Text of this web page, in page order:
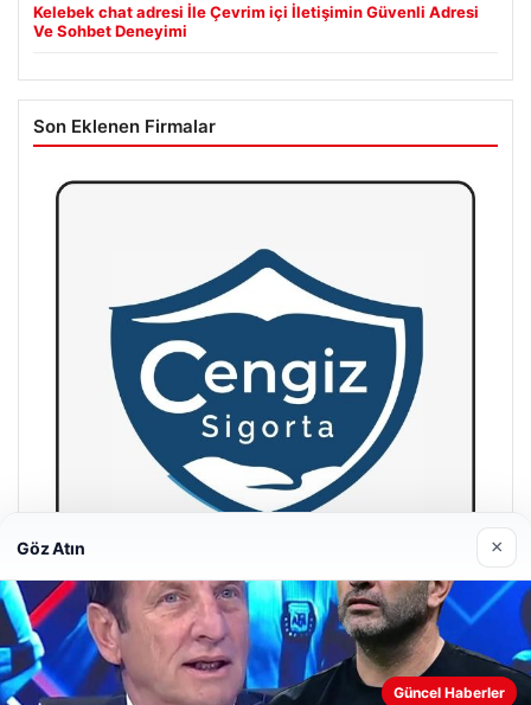
Kelebek chat adresi İle Çevrim içi İletişimin Güvenli Adresi
Ve Sohbet Deneyimi
Son Eklenen Firmalar
Hastaş Beton
26/05/2026
Göz Atın ×
Güncel Haberler